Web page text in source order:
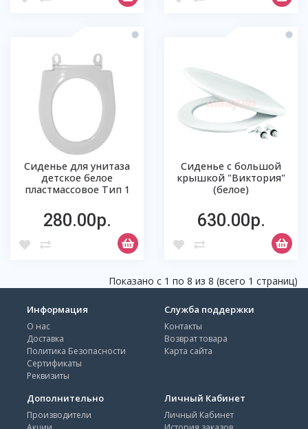
Сиденье для унитаза
детское белое
пластмассовое Тип 1
280.00р.
Сиденье с большой
крышкой "Виктория"
(белое)
630.00р.
Показано с 1 по 8 из 8 (всего 1 страниц)
Информация
О нас
Доставка
Политика Безопасности
Сертификаты
Реквизиты
Служба поддержки
Контакты
Возврат товара
Карта сайта
Дополнительно
Производители
Личный Кабинет
Личный Кабинет